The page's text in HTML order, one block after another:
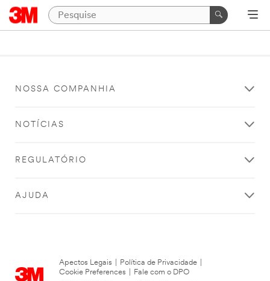
NOSSA COMPANHIA
NOTÍCIAS
REGULATÓRIO
AJUDA
Apectos Legais Política de Privacidade
Cookie Preferences
Fale com o DPO